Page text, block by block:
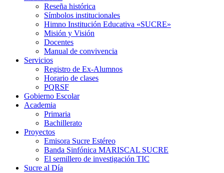
Reseña histórica
Símbolos institucionales
Himno Institución Educativa «SUCRE»
Misión y Visión
Docentes
Manual de convivencia
Servicios
Registro de Ex-Alumnos
Horario de clases
PQRSF
Gobierno Escolar
Academia
Primaria
Bachillerato
Proyectos
Emisora Sucre Estéreo
Banda Sinfónica MARISCAL SUCRE
El semillero de investigación TIC
Sucre al Día